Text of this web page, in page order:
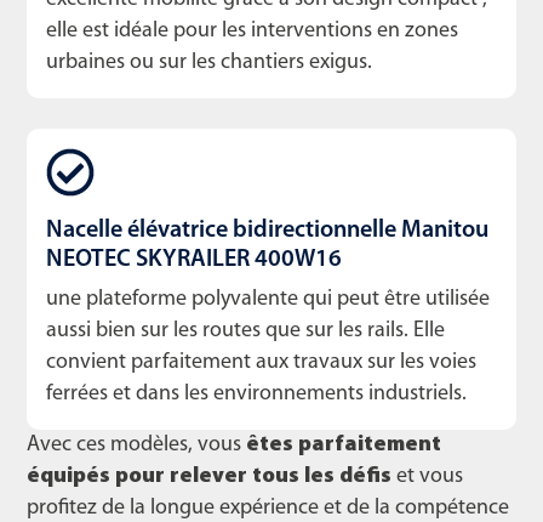
elle est idéale pour les interventions en zones
urbaines ou sur les chantiers exigus.
Nacelle élévatrice bidirectionnelle Manitou
NEOTEC SKYRAILER 400W16
une plateforme polyvalente qui peut être utilisée
aussi bien sur les routes que sur les rails. Elle
convient parfaitement aux travaux sur les voies
ferrées et dans les environnements industriels.
Avec ces modèles, vous êtes parfaitement
équipés pour relever tous les défis et vous
profitez de la longue expérience et de la compétence